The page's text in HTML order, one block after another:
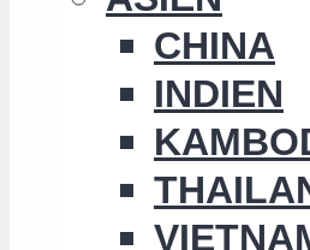
CHINA
INDIEN